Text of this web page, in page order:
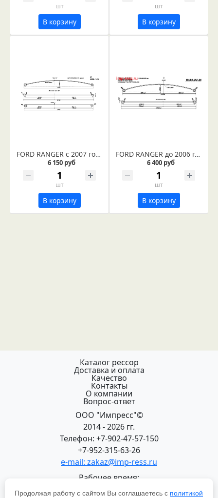
шт
В корзину
шт
В корзину
FORD RANGER с 2007 года рессора задняя лист № 1 в сборе (Арт. IR 09-11-01в)
6 150 руб
шт
В корзину
FORD RANGER до 2006 г. рессора задняя лист № 1 усиленный в сборе (Арт. IR 09-04-01ус)
6 400 руб
шт
В корзину
Каталог рессор
Доставка и оплата
Качество
Контакты
О компании
Вопрос-ответ
ООО "Импресс"©
2014 - 2026 гг.
Телефон: +7-902-47-57-150
+7-952-315-63-26
e-mail: zakaz@imp-ress.ru
Рабочее время:
пн-пт 08:00-18:00 (МСК+2)
Продолжая работу с сайтом Вы соглашаетесь с политикой